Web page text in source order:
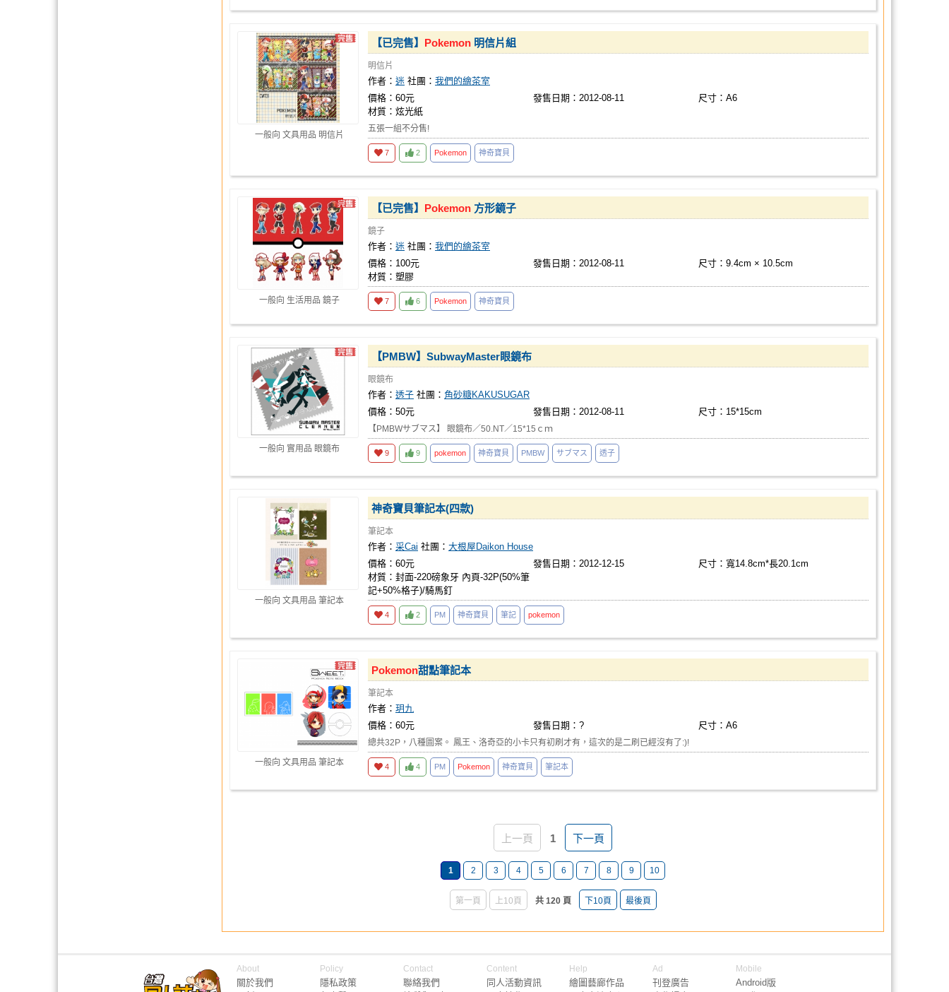
一般向 文具用品 明信片
【已完售】 Pokemon 明信片組
明信片
作者： 迷 社團： 我們的繪茶室
價格：60元
發售日期：2012-08-11
尺寸：A6
材質：炫光紙
五張一組不分售!
7 2 Pokemon 神奇寶貝
一般向 生活用品 鏡子
【已完售】 Pokemon 方形鏡子
鏡子
作者： 迷 社團： 我們的繪茶室
價格：100元
發售日期：2012-08-11
尺寸：9.4cm × 10.5cm
材質：塑膠
7 6 Pokemon 神奇寶貝
一般向 實用品 眼鏡布
【PMBW】SubwayMaster眼鏡布
眼鏡布
作者： 透子 社團： 角砂糖KAKUSUGAR
價格：50元
發售日期：2012-08-11 尺寸：15*15cm
【PMBWサブマス】 眼鏡布／50.NT／15*15ｃｍ
9 9 pokemon 神奇寶貝 PMBW サブマス 透子
一般向 文具用品 筆記本
神奇寶貝筆記本(四款)
筆記本
作者： 采Cai 社團： 大根屋Daikon House
價格：60元
發售日期：2012-12-15
尺寸：寬14.8cm*長20.1cm
材質：封面-220磅象牙 內頁-32P(50%筆
記+50%格子)/騎馬釘
4 2 PM 神奇寶貝 筆記 pokemon
一般向 文具用品 筆記本
Pokemon甜點筆記本
筆記本
作者： 玥九
價格：60元
發售日期：? 尺寸：A6
總共32P，八種圖案。 鳳王、洛奇亞的小卡只有初刷才有，這次的是二刷已經沒有了:)!
4 4 PM Pokemon 神奇寶貝 筆記本
上一頁 1 下一頁
1 2 3 4 5 6 7 8 9 10
第一頁 上10頁 共 120 頁 下10頁 最後頁
About
關於我們
Policy
隱私政策
Contact
聯絡我們
Content
同人活動資訊
Help
繪圖藝廊作品
Ad
刊登廣告
Mobile
Android版